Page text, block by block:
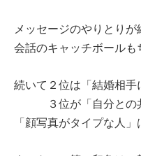
メッセージのやりとり
会話のキャッチボールも
続いて２位は「結婚相手
３位が「自分との共
「顔写真がタイプな人